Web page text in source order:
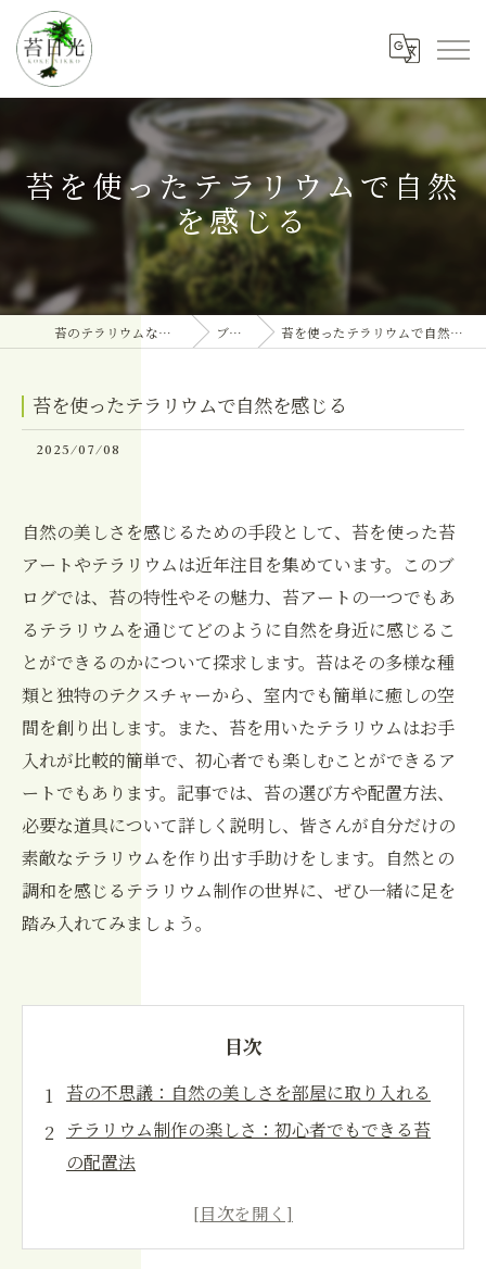
苔を使ったテラリウムで自然
を感じる
苔のテラリウムなら苔日光 ブログ 苔を使ったテラリウムで自然を感じる
苔を使ったテラリウムで自然を感じる
2025/07/08
自然の美しさを感じるための手段として、苔を使った苔
アートやテラリウムは近年注目を集めています。このブ
ログでは、苔の特性やその魅力、苔アートの一つでもあ
るテラリウムを通じてどのように自然を身近に感じるこ
とができるのかについて探求します。苔はその多様な種
類と独特のテクスチャーから、室内でも簡単に癒しの空
間を創り出します。また、苔を用いたテラリウムはお手
入れが比較的簡単で、初心者でも楽しむことができるア
ートでもあります。記事では、苔の選び方や配置方法、
必要な道具について詳しく説明し、皆さんが自分だけの
素敵なテラリウムを作り出す手助けをします。自然との
調和を感じるテラリウム制作の世界に、ぜひ一緒に足を
踏み入れてみましょう。
目次
苔の不思議：自然の美しさを部屋に取り入れる
テラリウム制作の楽しさ：初心者でもできる苔
の配置法